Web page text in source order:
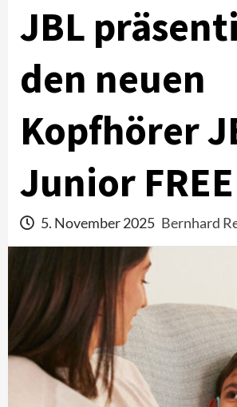
JBL
den neuen
Kopfhörer
Junior FREE
5. November 2025 Bernhard